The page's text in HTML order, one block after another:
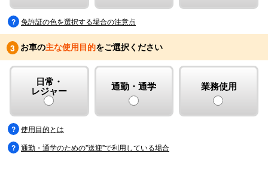
免許証の色を選択する場合の注意点
3 お車の主な使用目的をご選択ください
日常・
レジャー 通勤・通学 業務使用
使用目的とは
通勤・通学のための"送迎"で利用している場合